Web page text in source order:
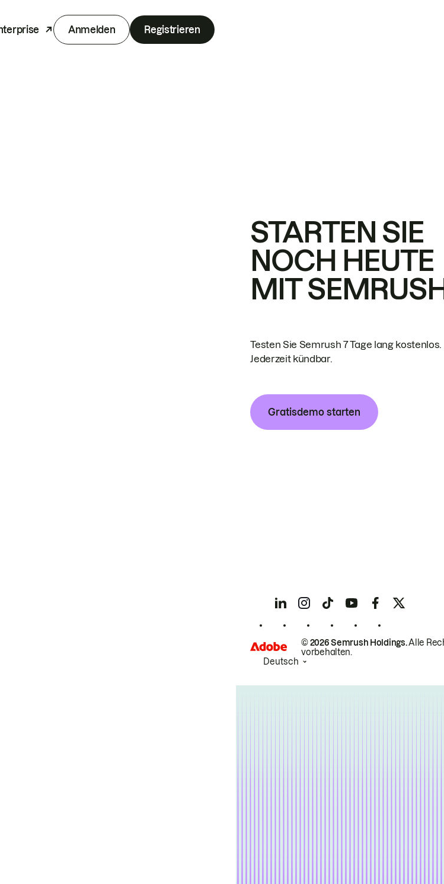
Anmelden Registrieren
STARTEN SIE
NOCH HEUTE
MIT
Testen Sie Semrush 7 Tage lang kostenlos.
Jederzeit kündbar.
Gratisdemo starten
© 2026 Semrush Holdings.Alle
vorbehalten.
Deutsch